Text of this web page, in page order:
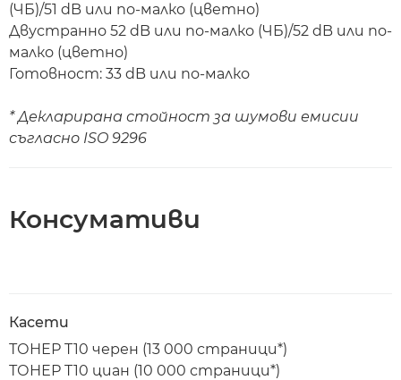
(ЧБ)/51 dB или по-малко (цветно)
Двустранно 52 dB или по-малко (ЧБ)/52 dB или по-
малко (цветно)
Готовност: 33 dB или по-малко
* Декларирана стойност за шумови емисии
съгласно ISO 9296
Консумативи
Касети
ТОНЕР T10 черен (13 000 страници*)
ТОНЕР T10 циан (10 000 страници*)